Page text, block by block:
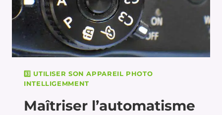
3️⃣ UTILISER SON APPAREIL PHOTO
INTELLIGEMMENT
Maîtriser l’automatisme